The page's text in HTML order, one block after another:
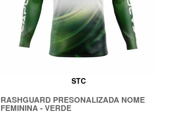
STC
RASHGUARD PRESONALIZADA NOME
FEMININA - VERDE